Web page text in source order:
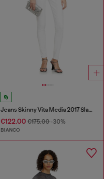
Jeans Skinny Vita Media 2017 Slandy
€122.00€175.00-30%
BIANCO